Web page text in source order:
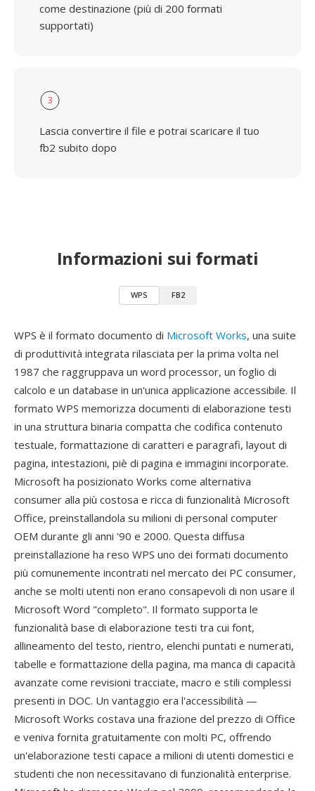
come destinazione (più di 200 formati
supportati)
3
Lascia convertire il file e potrai scaricare il tuo
fb2 subito dopo
Informazioni sui formati
WPS FB2
WPS è il formato documento di Microsoft Works, una suite
di produttività integrata rilasciata per la prima volta nel
1987 che raggruppava un word processor, un foglio di
calcolo e un database in un'unica applicazione accessibile. Il
formato WPS memorizza documenti di elaborazione testi
in una struttura binaria compatta che codifica contenuto
testuale, formattazione di caratteri e paragrafi, layout di
pagina, intestazioni, piè di pagina e immagini incorporate.
Microsoft ha posizionato Works come alternativa
consumer alla più costosa e ricca di funzionalità Microsoft
Office, preinstallandola su milioni di personal computer
OEM durante gli anni '90 e 2000. Questa diffusa
preinstallazione ha reso WPS uno dei formati documento
più comunemente incontrati nel mercato dei PC consumer,
anche se molti utenti non erano consapevoli di non usare il
Microsoft Word "completo". Il formato supporta le
funzionalità base di elaborazione testi tra cui font,
allineamento del testo, rientro, elenchi puntati e numerati,
tabelle e formattazione della pagina, ma manca di capacità
avanzate come revisioni tracciate, macro e stili complessi
presenti in DOC. Un vantaggio era l'accessibilità —
Microsoft Works costava una frazione del prezzo di Office
e veniva fornita gratuitamente con molti PC, offrendo
un'elaborazione testi capace a milioni di utenti domestici e
studenti che non necessitavano di funzionalità enterprise.